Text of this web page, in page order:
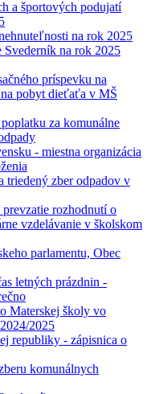
a športových podujatí
na rok 2025
Svederník na rok 2025
príspevku na
pobyt dieťaťa v MŠ
za komunálne
- miestna organizácia
triedený zber odpadov v
rozhodnutí o
vzdelávanie v školskom
parlamentu, Obec
letných prázdnin -
Materskej školy vo
2025
republiky - zápisnica o
komunálnych